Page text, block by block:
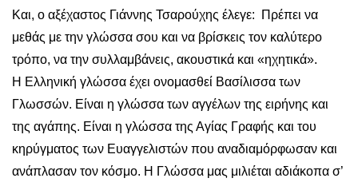
Και, ο αξέχαστος Γιάννης Τσαρούχης έλεγε: Πρέπει να
μεθάς με την γλώσσα σου και να βρίσκεις τον καλύτερο
τρόπο, να την συλλαμβάνεις, ακουστικά και «ηχητικά».
Η Ελληνική γλώσσα έχει ονομασθεί Βασίλισσα των
Γλωσσών. Είναι η γλώσσα των αγγέλων της ειρήνης και
της αγάπης. Είναι η γλώσσα της Αγίας Γραφής και του
κηρύγματος των Ευαγγελιστών που αναδιαμόρφωσαν και
ανάπλασαν τον κόσμο. Η Γλώσσα μας μιλιέται αδιάκοπα σ’